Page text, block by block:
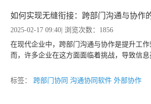
如何实现无缝衔接：跨部门沟通与协作
2025-02-17 09:40 | 浏览次数：1856
在现代企业中，跨部门沟通与协作是提升工
而，许多企业在这方面面临着挑战，导致信
标签： 跨部门协同 沟通协同软件 外部协作